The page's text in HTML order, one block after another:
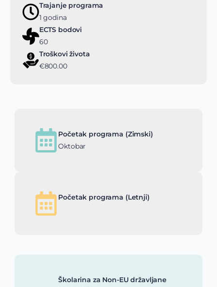
Trajanje programa
1 godina
ECTS bodovi
60
Troškovi života
€800.00
Početak programa (Zimski)
Oktobar
Početak programa (Letnji)
Školarina za Non-EU državljane